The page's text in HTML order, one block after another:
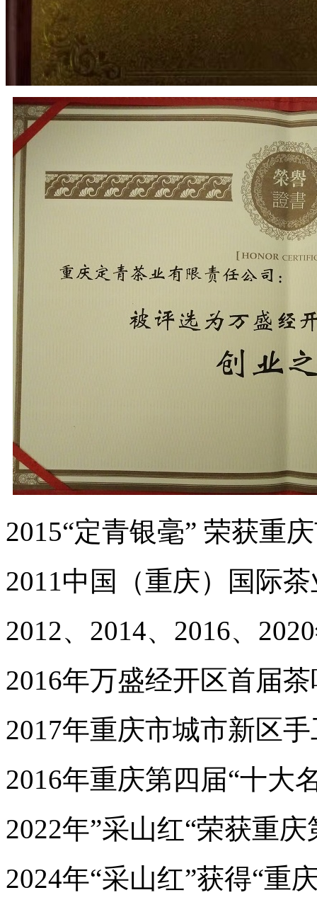
2015“定青银毫” 荣获重
2011中国（重庆）国际
2012、 2014、 2016、2020
2016年万盛经开区首届
2017年重庆市城市新区
2016年重庆第四届“十大
2022年”采山红“荣获重
2024年“采山红”获得“重